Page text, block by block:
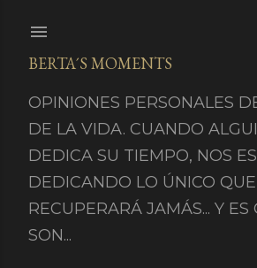
BERTA´S MOMENTS
OPINIONES PERSONALES
DE LA VIDA. CUANDO
DEDICA SU TIEMPO, NOS
DEDICANDO LO ÚNICO
RECUPERARÁ JAMÁS... Y
SON...